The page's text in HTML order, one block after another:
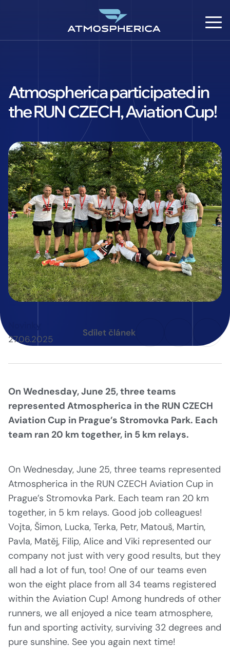
CS
Atmospherica participated in
the RUN CZECH, Aviation Cup!
Novinky
27.06.2025
Sdílet článek
On Wednesday, June 25, three teams
represented Atmospherica in the RUN CZECH
Aviation Cup in Prague’s Stromovka Park. Each
team ran 20 km together, in 5 km relays.
On Wednesday, June 25, three teams represented
Atmospherica in the RUN CZECH Aviation Cup in
Prague’s Stromovka Park. Each team ran 20 km
together, in 5 km relays. Good job colleagues!
Vojta, Šimon, Lucka, Terka, Petr, Matouš, Martin,
Pavla, Matěj, Filip, Alice and Viki represented our
company not just with very good results, but they
all had a lot of fun, too! One of our teams even
won the eight place from all 34 teams registered
within the Aviation Cup! Among hundreds of other
runners, we all enjoyed a nice team atmosphere,
fun and sporting activity, surviving 32 degrees and
pure sunshine. See you again next time!